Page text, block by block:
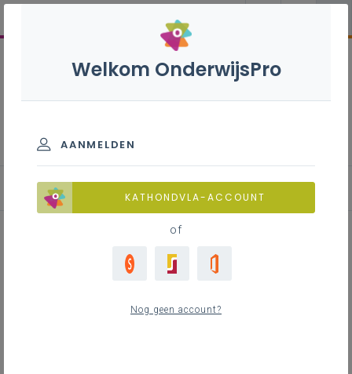
Samenhang in leerplannen
Welkom OnderwijsPro
AANMELDEN
KATHONDVLA-ACCOUNT
of
Nog geen account?